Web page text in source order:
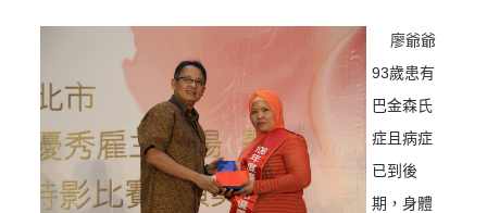
廖爺爺
93歲患有
巴金森氏
症且病症
已到後
期，身體